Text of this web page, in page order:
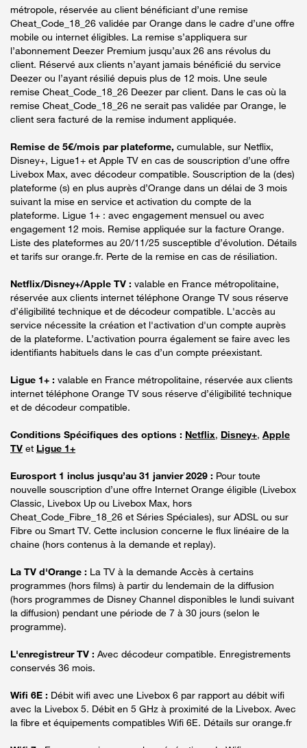
métropole, réservée au client bénéficiant d’une remise
Cheat_Code_18_26 validée par Orange dans le cadre d’une offre
mobile ou internet éligibles. La remise s’appliquera sur
l’abonnement Deezer Premium jusqu’aux 26 ans révolus du
client. Réservé aux clients n’ayant jamais bénéficié du service
Deezer ou l’ayant résilié depuis plus de 12 mois. Une seule
remise Cheat_Code_18_26 Deezer par client. Dans le cas où la
remise Cheat_Code_18_26 ne serait pas validée par Orange, le
client sera facturé de la remise indument appliquée.
Remise de 5€/mois par plateforme, cumulable, sur Netflix,
Disney+, Ligue1+ et Apple TV en cas de souscription d’une offre
Livebox Max, avec décodeur compatible. Souscription de la (des)
plateforme (s) en plus auprès d’Orange dans un délai de 3 mois
suivant la mise en service et activation du compte de la
plateforme. Ligue 1+ : avec engagement mensuel ou avec
engagement 12 mois. Remise appliquée sur la facture Orange.
Liste des plateformes au 20/11/25 susceptible d’évolution. Détails
et tarifs sur orange.fr. Perte de la remise en cas de résiliation.
Netflix/Disney+/Apple TV : valable en France métropolitaine,
réservée aux clients internet téléphone Orange TV sous réserve
d’éligibilité technique et de décodeur compatible. L'accès au
service nécessite la création et l'activation d'un compte auprès
de la plateforme. L’activation pourra également se faire avec les
identifiants habituels dans le cas d’un compte préexistant.
Ligue 1+ : valable en France métropolitaine, réservée aux clients
internet téléphone Orange TV sous réserve d’éligibilité technique
et de décodeur compatible.
Conditions Spécifiques des options : Netflix, Disney+, Apple
TV et Ligue 1+
Eurosport 1 inclus jusqu’au 31 janvier 2029 : Pour toute
nouvelle souscription d’une offre Internet Orange éligible (Livebox
Classic, Livebox Up ou Livebox Max, hors
Cheat_Code_Fibre_18_26 et Séries Spéciales), sur ADSL ou sur
Fibre ou Smart TV. Cette inclusion concerne le flux linéaire de la
chaine (hors contenus à la demande et replay).
La TV d'Orange : La TV à la demande Accès à certains
programmes (hors films) à partir du lendemain de la diffusion
(hors programmes de Disney Channel disponibles le lundi suivant
la diffusion) pendant une période de 7 à 30 jours (selon le
programme).
L'enregistreur TV : Avec décodeur compatible. Enregistrements
conservés 36 mois.
Wifi 6E : Débit wifi avec une Livebox 6 par rapport au débit wifi
avec la Livebox 5. Débit en 5 GHz à proximité de la Livebox. Avec
la fibre et équipements compatibles Wifi 6E. Détails sur orange.fr